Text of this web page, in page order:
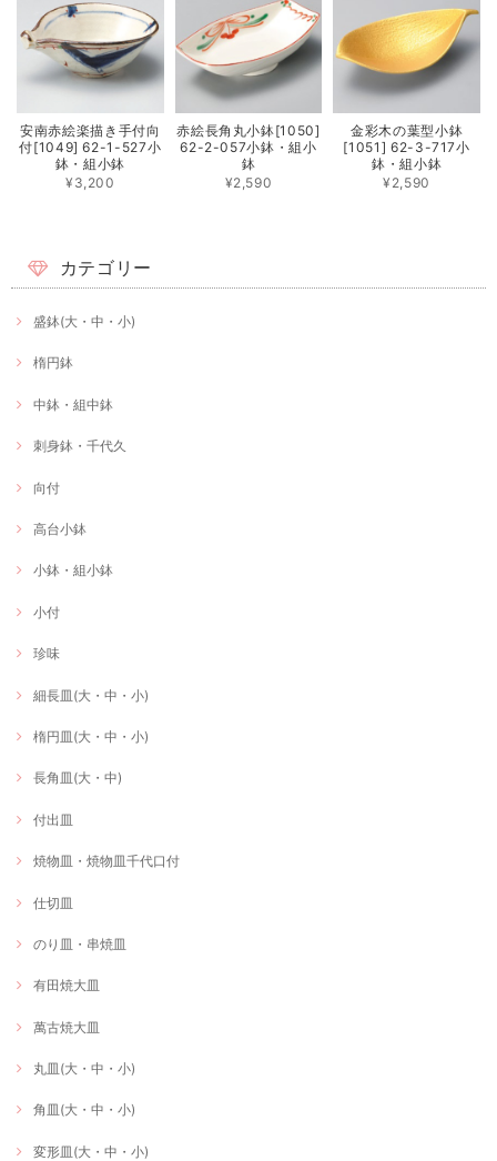
安南赤絵楽描き手付向
付[1049] 62-1-527小
鉢・組小鉢
¥3,200
赤絵長角丸小鉢[1050]
62-2-057小鉢・組小
鉢
¥2,590
金彩木の葉型小鉢
[1051] 62-3-717小
鉢・組小鉢
¥2,590
カテゴリー
盛鉢(大・中・小)
楕円鉢
中鉢・組中鉢
刺身鉢・千代久
向付
高台小鉢
小鉢・組小鉢
小付
珍味
細長皿(大・中・小)
楕円皿(大・中・小)
長角皿(大・中)
付出皿
焼物皿・焼物皿千代口付
仕切皿
のり皿・串焼皿
有田焼大皿
萬古焼大皿
丸皿(大・中・小)
角皿(大・中・小)
変形皿(大・中・小)